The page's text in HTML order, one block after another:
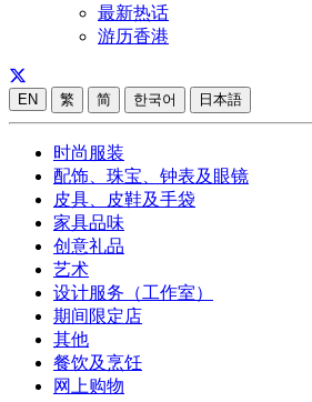
最新热话
游历香港
EN 繁 简 한국어 日本語
时尚服装
配饰、珠宝、钟表及眼镜
皮具、皮鞋及手袋
家具品味
创意礼品
艺术
设计服务（工作室）
期间限定店
其他
餐饮及烹饪
网上购物